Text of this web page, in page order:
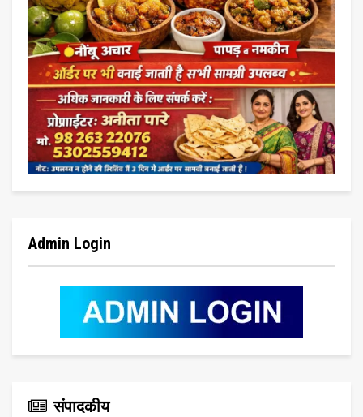
Admin Login
संपादकीय